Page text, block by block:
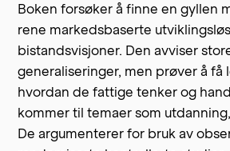
Boken forsøker å finne en gyllen
rene markedsbaserte
bistandsvisjoner. Den avviser
generaliseringer, men prøver å få
hvordan de fattige tenker og
kommer til temaer som
De argumenterer for bruk av